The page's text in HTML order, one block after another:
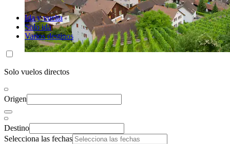
Ida y vuelta
Solo ida
Varios destinos
Solo vuelos directos
Origen
Destino
Selecciona las fechas